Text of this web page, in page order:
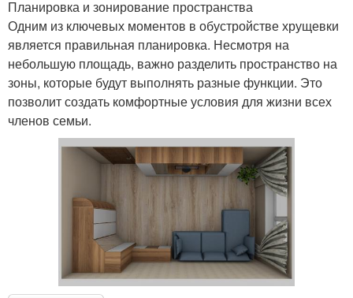
Планировка и зонирование пространства
Одним из ключевых моментов в обустройстве хрущевки
является правильная планировка. Несмотря на
небольшую площадь, важно разделить пространство на
зоны, которые будут выполнять разные функции. Это
позволит создать комфортные условия для жизни всех
членов семьи.